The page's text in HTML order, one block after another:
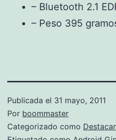
– Bluetooth 2.1
– Peso 395
Publicada el 31 mayo, 2011
Por boommaster
Categorizado como